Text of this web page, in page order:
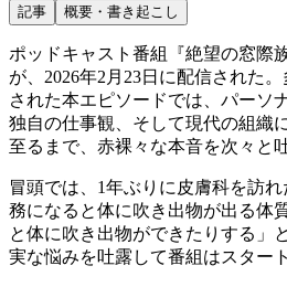
記事 概要・書き起こし
ポッドキャスト番組『絶望の窓際
が、2026年2月23日に配信された
された本エピソードでは、パーソ
独自の仕事観、そして現代の組織
至るまで、赤裸々な本音を次々と
冒頭では、1年ぶりに皮膚科を訪
務になると体に吹き出物が出る体
と体に吹き出物ができたりする」
実な悩みを吐露して番組はスター